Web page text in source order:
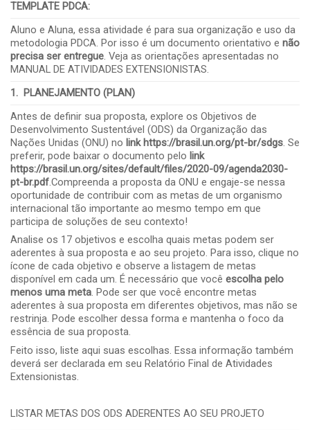
TEMPLATE PDCA:
Aluno e Aluna, essa atividade é para sua organização e uso da
metodologia PDCA. Por isso é um documento orientativo e não
precisa ser entregue. Veja as orientações apresentadas no
MANUAL DE ATIVIDADES EXTENSIONISTAS.
1. PLANEJAMENTO (PLAN)
Antes de definir sua proposta, explore os Objetivos de
Desenvolvimento Sustentável (ODS) da Organização das
Nações Unidas (ONU) no link https://brasil.un.org/pt-br/sdgs. Se
preferir, pode baixar o documento pelo link
https://brasil.un.org/sites/default/files/2020-09/agenda2030-
pt-br.pdf.Compreenda a proposta da ONU e engaje-se nessa
oportunidade de contribuir com as metas de um organismo
internacional tão importante ao mesmo tempo em que
participa de soluções de seu contexto!
Analise os 17 objetivos e escolha quais metas podem ser
aderentes à sua proposta e ao seu projeto. Para isso, clique no
ícone de cada objetivo e observe a listagem de metas
disponível em cada um. É necessário que você escolha pelo
menos uma meta. Pode ser que você encontre metas
aderentes à sua proposta em diferentes objetivos, mas não se
restrinja. Pode escolher dessa forma e mantenha o foco da
essência de sua proposta.
Feito isso, liste aqui suas escolhas. Essa informação também
deverá ser declarada em seu Relatório Final de Atividades
Extensionistas.
LISTAR METAS DOS ODS ADERENTES AO SEU PROJETO